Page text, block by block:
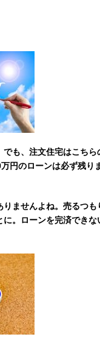
も、注文住宅はこちら
円のローンは必ず残り
ませんよね。 売るつも
。
ローンを完済でき